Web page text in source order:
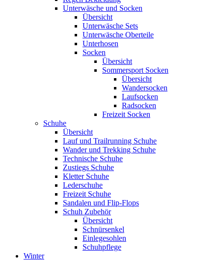
Unterwäsche und Socken
Übersicht
Unterwäsche Sets
Unterwäsche Oberteile
Unterhosen
Socken
Übersicht
Sommersport Socken
Übersicht
Wandersocken
Laufsocken
Radsocken
Freizeit Socken
Schuhe
Übersicht
Lauf und Trailrunning Schuhe
Wander und Trekking Schuhe
Technische Schuhe
Zustiegs Schuhe
Kletter Schuhe
Lederschuhe
Freizeit Schuhe
Sandalen und Flip-Flops
Schuh Zubehör
Übersicht
Schnürsenkel
Einlegesohlen
Schuhpflege
Winter